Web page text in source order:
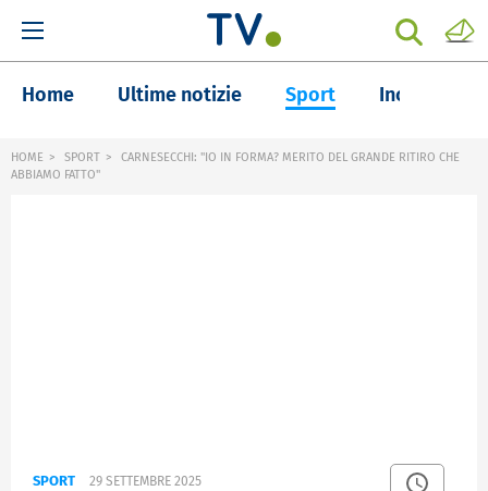
Home Ultime notizie Sport Inchieste
HOME SPORT
CARNESECCHI: "IO IN FORMA? MERITO DEL GRANDE RITIRO CHE
ABBIAMO FATTO"
SPORT 29 SETTEMBRE 2025